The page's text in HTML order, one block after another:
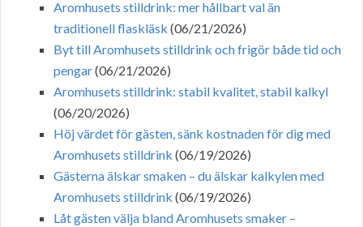
Aromhusets stilldrink: mer hållbart val än
traditionell flaskläsk (06/21/2026)
Byt till Aromhusets stilldrink och frigör både tid och
pengar(06/21/2026)
Aromhusets stilldrink: stabil kvalitet, stabil kalkyl
(06/20/2026)
Höj värdet för gästen, sänk kostnaden för dig med
Aromhusets stilldrink (06/19/2026)
Gästerna älskar smaken – du älskar kalkylen med
Aromhusets stilldrink (06/19/2026)
Låt gästen välja bland Aromhusets smaker –